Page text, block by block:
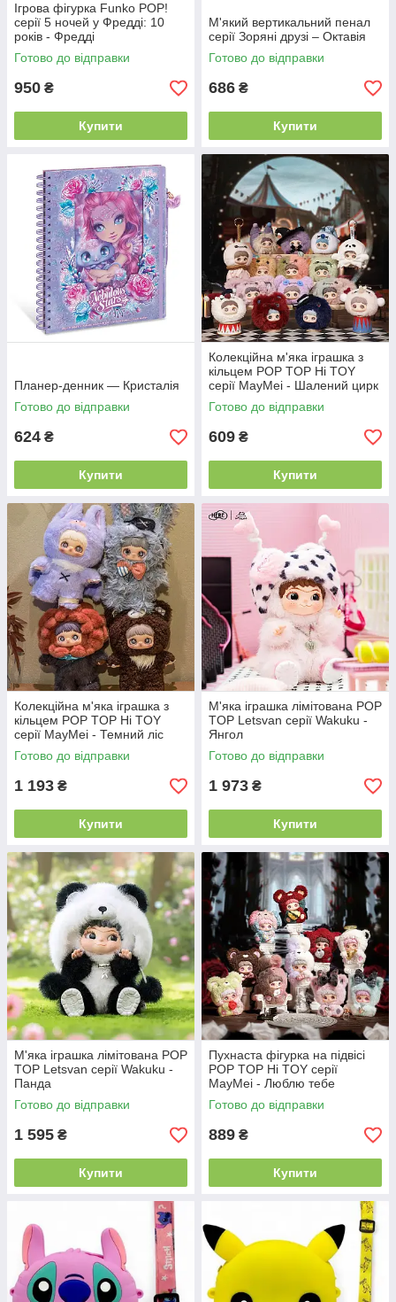
Ігрова фігурка Funko POP!
серії 5 ночей у Фредді: 10
років - Фредді
Готово до відправки
950 ₴
Купити
М'який вертикальний пенал
серії Зоряні друзі – Октавія
Готово до відправки
686 ₴
Купити
Планер-денник — Кристалія
Готово до відправки
624 ₴
Купити
Колекційна м'яка іграшка з
кільцем POP TOP Hi TOY
серії MayMei - Шалений цирк
Готово до відправки
609 ₴
Купити
Колекційна м'яка іграшка з
кільцем POP TOP Hi TOY
серії MayMei - Темний ліс
Готово до відправки
1 193 ₴
Купити
М'яка іграшка лімітована POP
TOP Letsvan серії Wakuku -
Янгол
Готово до відправки
1 973 ₴
Купити
М'яка іграшка лімітована POP
TOP Letsvan серії Wakuku -
Панда
Готово до відправки
1 595 ₴
Купити
Пухнаста фігурка на підвісі
POP TOP Hi TOY серії
MayMei - Люблю тебе
Готово до відправки
889 ₴
Купити